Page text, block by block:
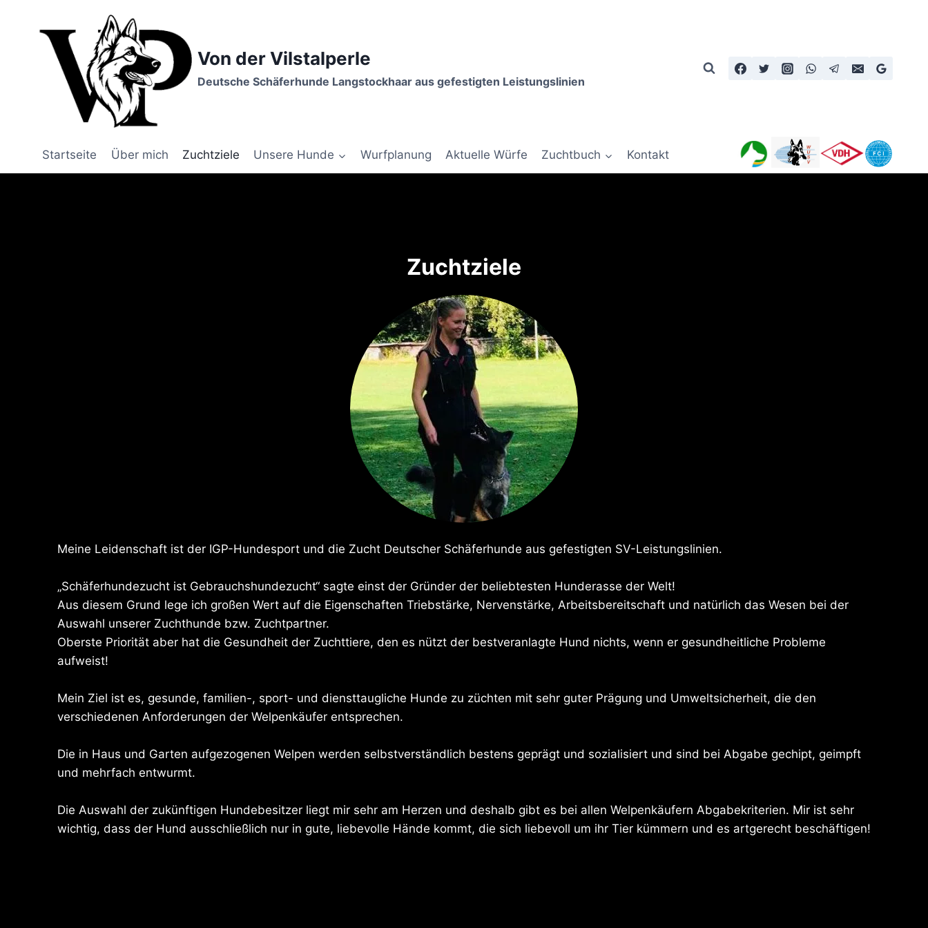
Von der Vilstalperle
Deutsche Schäferhunde Langstockhaar aus gefestigten Leistungslinien
Startseite Über mich Zuchtziele Unsere Hunde Wurfplanung Aktuelle Würfe Zuchtbuch Kontakt
Zuchtziele
Meine Leidenschaft ist der IGP-Hundesport und die Zucht Deutscher Schäferhunde aus gefestigten SV-Leistungslinien.
„Schäferhundezucht ist Gebrauchshundezucht“ sagte einst der Gründer der beliebtesten Hunderasse der Welt!
Aus diesem Grund lege ich großen Wert auf die Eigenschaften Triebstärke, Nervenstärke, Arbeitsbereitschaft und natürlich das Wesen bei der
Auswahl unserer Zuchthunde bzw. Zuchtpartner.
Oberste Priorität aber hat die Gesundheit der Zuchttiere, den es nützt der bestveranlagte Hund nichts, wenn er gesundheitliche Probleme
aufweist!
Mein Ziel ist es, gesunde, familien-, sport- und diensttaugliche Hunde zu züchten mit sehr guter Prägung und Umweltsicherheit, die den
verschiedenen Anforderungen der Welpenkäufer entsprechen.
Die in Haus und Garten aufgezogenen Welpen werden selbstverständlich bestens geprägt und sozialisiert und sind bei Abgabe gechipt, geimpft
und mehrfach entwurmt.
Die Auswahl der zukünftigen Hundebesitzer liegt mir sehr am Herzen und deshalb gibt es bei allen Welpenkäufern Abgabekriterien. Mir ist sehr
wichtig, dass der Hund ausschließlich nur in gute, liebevolle Hände kommt, die sich liebevoll um ihr Tier kümmern und es artgerecht beschäftigen!